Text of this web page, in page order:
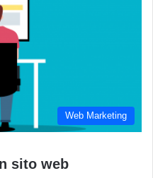
Web Marketing
sito web